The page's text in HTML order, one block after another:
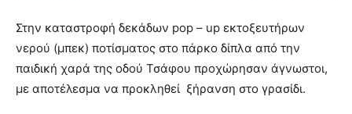
you
the
meaning
of
Στην καταστροφή δεκάδων pop – up εκτοξευτήρων
νερού (μπεκ) ποτίσματος στο πάρκο δίπλα από την
παιδική χαρά της οδού Τσάφου προχώρησαν άγνωστοι,
με αποτέλεσμα να προκληθεί ξήρανση στο γρασίδι.